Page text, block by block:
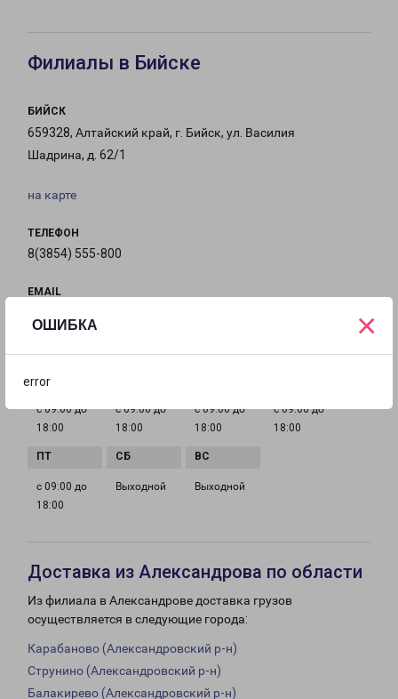
ОШИБКА
error
×
Филиалы в Бийске
БИЙСК
659328, Алтайский край, г. Бийск, ул. Василия
Шадрина, д. 62/1
на карте
ТЕЛЕФОН
8(3854) 555-800
EMAIL
с 09:00 до
18:00
с 09:00 до
18:00
с 09:00 до
18:00
с 09:00 до
18:00
с 09:00 до
18:00
Выходной Выходной
Доставка из Александрова по области
Из филиала в Александрове доставка грузов
осуществляется в следующие города:
Карабаново (Александровский р-н)
Струнино (Александровский р-н)
Балакирево (Александровский р-н)